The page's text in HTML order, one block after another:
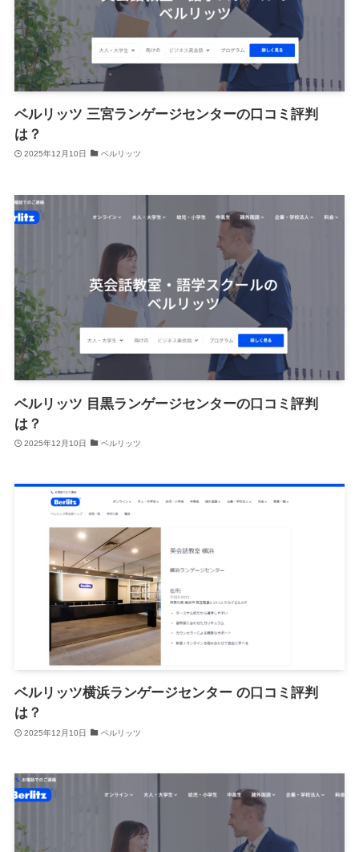
ベルリッツ 三宮ランゲージセンターの口コミ評判
は？
2025年12月10日 ベルリッツ
ベルリッツ 目黒ランゲージセンターの口コミ評判
は？
2025年12月10日 ベルリッツ
ベルリッツ横浜ランゲージセンター の口コミ評判
は？
2025年12月10日 ベルリッツ